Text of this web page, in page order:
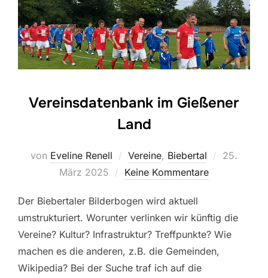
Vereinsdatenbank im Gießener
Land
von Eveline Renell Vereine, Biebertal
25.
März 2025
Keine Kommentare
Der Biebertaler Bilderbogen wird aktuell
umstrukturiert. Worunter verlinken wir künftig die
Vereine? Kultur? Infrastruktur? Treffpunkte? Wie
machen es die anderen, z.B. die Gemeinden,
Wikipedia? Bei der Suche traf ich auf die